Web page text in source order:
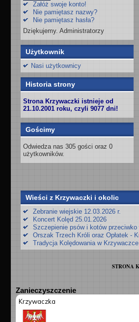
Załóż swoje konto!
Nie pamiętasz nazwy?
Nie pamiętasz hasła?
Dziękujemy. Administratorzy
Użytkownik
Nasi użytkownicy
Historia strony
Strona Krzywaczki istnieje od
21.10.2001 roku, czyli 9077 dni!
Gościmy
Odwiedza nas 305 gości oraz 0
użytkowników.
Wieści z Krzywaczki i okolic
Zebranie wiejskie 12.03.2026 r.
Koncert Kolęd 25.01.2026
Szczepienie psów i kotów
Orszak Trzech Króli oraz Opłatek -
Tradycja Kolędowania w Krzywaczce
STRONA
Zanieczyszczenie